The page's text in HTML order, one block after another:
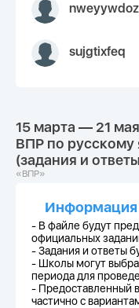
sujgtixfeq
15 марта — 21
ВПР по русскому
(задания и
«ВПР»
Информация
- В файле будут
официальных
-Задания и ответы
- Школы могут
периода для
- Предоставленный
частично с